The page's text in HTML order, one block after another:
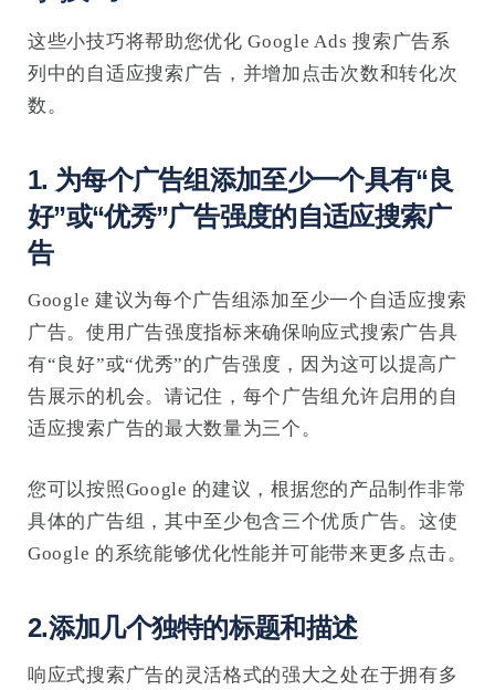
这些小技巧将帮助您优化 Google Ads 搜索广告系
列中的自适应搜索广告，并增加点击次数和转化次
数。
1. 为每个广告组添加至少一个具有“良
好”或“优秀”广告强度的自适应搜索广
告
Google 建议为每个广告组添加至少一个自适应搜索
广告。使用广告强度指标来确保响应式搜索广告具
有“良好”或“优秀”的广告强度，因为这可以提高广
告展示的机会。请记住，每个广告组允许启用的自
适应搜索广告的最大数量为三个。
您可以按照Google 的建议，根据您的产品制作非常
具体的广告组，其中至少包含三个优质广告。这使
Google 的系统能够优化性能并可能带来更多点击。
2.添加几个独特的标题和描述
响应式搜索广告的灵活格式的强大之处在于拥有多